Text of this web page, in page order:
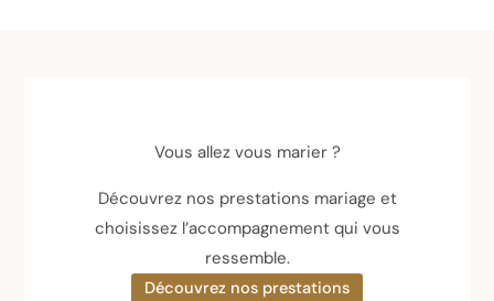
Vous allez vous marier ?
Découvrez nos prestations mariage et
choisissez l’accompagnement qui vous
ressemble.
Découvrez nos prestations